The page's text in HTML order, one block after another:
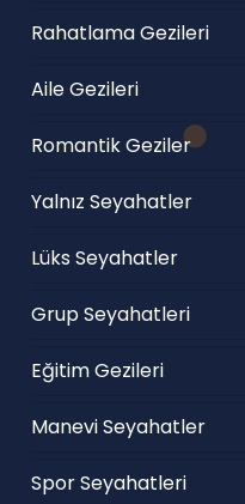
Rahatlama Gezileri
Aile Gezileri
Romantik Geziler
Yalnız Seyahatler
Lüks Seyahatler
Grup Seyahatleri
Eğitim Gezileri
Manevi Seyahatler
Spor Seyahatleri